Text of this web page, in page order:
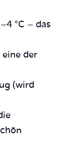
°C – das
der
(wird